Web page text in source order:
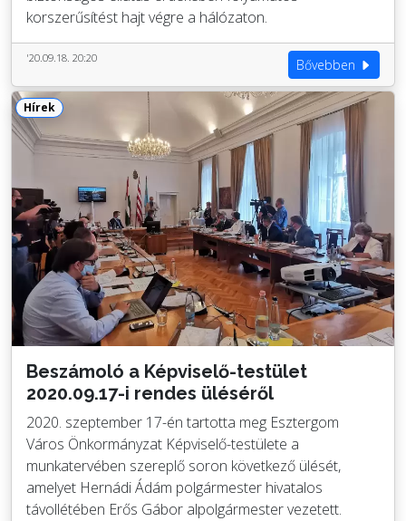
korszerűsítést hajt végre a hálózaton.
'20.09.18. 20:20 Bővebben
Hírek
Beszámoló a Képviselő-testület
2020.09.17-i rendes üléséről
2020. szeptember 17-én tartotta meg Esztergom
Város Önkormányzat Képviselő-testülete a
munkatervében szereplő soron következő ülését,
amelyet Hernádi Ádám polgármester hivatalos
távollétében Erős Gábor alpolgármester vezetett.